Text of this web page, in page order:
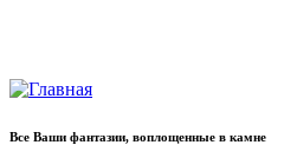
Все Ваши фантазии, воплощенные в камне